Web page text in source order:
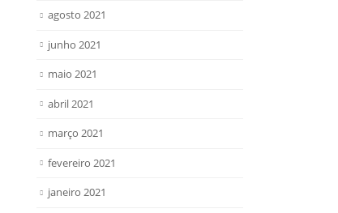
agosto 2021
junho 2021
maio 2021
abril 2021
março 2021
fevereiro 2021
janeiro 2021